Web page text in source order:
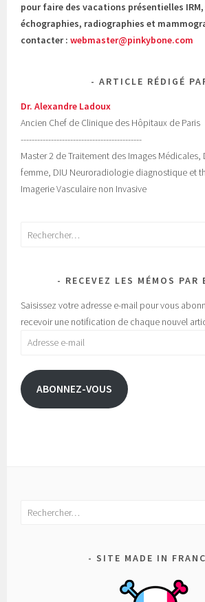
pour faire des vacations présentielles IRM,
échographies, radiographies et
contacter :webmaster@pinkybone.com
ARTICLE RÉDIGÉ
Dr. Alexandre Ladoux
Ancien Chef de Clinique des Hôpitaux de Paris
--------------------------------------------
Master 2 de Traitement des Images Médicales,
femme, DIU Neuroradiologie diagnostique et
Imagerie Vasculaire non Invasive
Rechercher :
RECEVEZ LES MÉMOS PAR
Saisissez votre adresse e-mail pour vous
recevoir une notification de chaque nouvel
Adresse
mail
ABONNEZ-VOUS
Rechercher :
SITE MADE IN